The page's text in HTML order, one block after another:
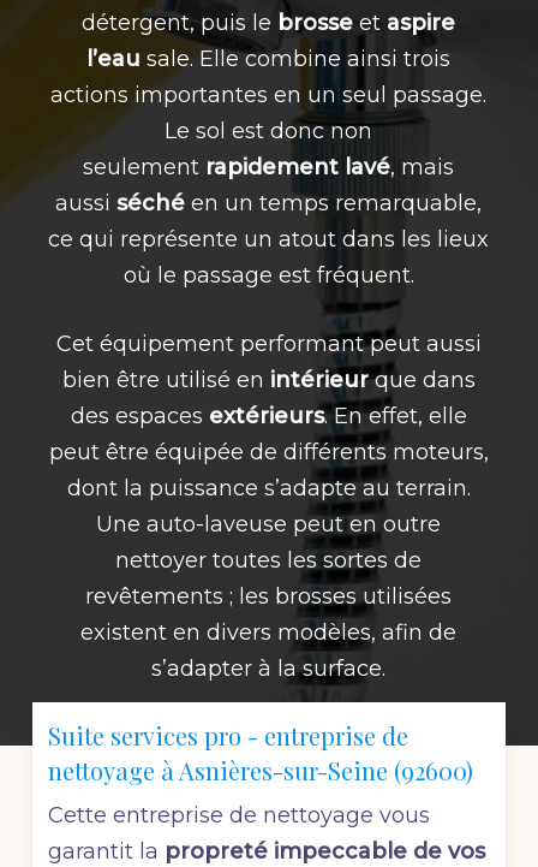
détergent, puis le brosse et aspire
l’eausale. Elle combine ainsi trois
actions importantes en un seul passage.
Le sol est donc non
seulement rapidement lavé, mais
aussiséchéen un temps remarquable,
ce qui représente un atout dans les lieux
où le passage est fréquent.
Cet équipement performant peut aussi
bien être utilisé en intérieurque dans
des espaces extérieurs. En effet, elle
peut être équipée de différents moteurs,
dont la puissance s’adapte au terrain.
Une auto-laveuse peut en outre
nettoyer toutes les sortes de
revêtements ; les brosses utilisées
existent en divers modèles, afin de
s’adapter à la surface.
Suite services pro - entreprise de
nettoyage à Asnières-sur-Seine (92600)
Cette entreprise de nettoyage vous
garantit la propreté impeccable de vos